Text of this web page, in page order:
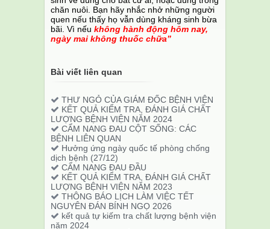
chăn nuôi. Bạn hãy nhắc nhở những người
quen nếu thấy họ vẫn dùng kháng sinh bừa
bãi. Vì nếu không hành động hôm nay,
ngày mai không thuốc chữa”
Bài viết liên quan
THƯ NGỎ CỦA GIÁM ĐỐC BỆNH VIỆN
KẾT QUẢ KIỂM TRA, ĐÁNH GIÁ CHẤT
LƯỢNG BỆNH VIỆN NĂM 2024
CẨM NANG ĐAU CỘT SỐNG: CÁC
BỆNH LIÊN QUAN
Hưởng ứng ngày quốc tế phòng chống
dịch bệnh (27/12)
CẨM NANG ĐAU ĐẦU
KẾT QUẢ KIỂM TRA, ĐÁNH GIÁ CHẤT
LƯỢNG BỆNH VIỆN NĂM 2023
THÔNG BÁO LỊCH LÀM VIỆC TẾT
NGUYÊN ĐÁN BÍNH NGỌ 2026
kết quả tự kiếm tra chất lượng bệnh viện
năm 2024